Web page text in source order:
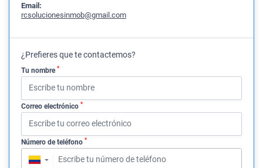
Email:
rcsolucionesinmob@gmail.com
¿Prefieres que te contactemos?
Tu nombre *
Correo electrónico *
Número de teléfono *
▼